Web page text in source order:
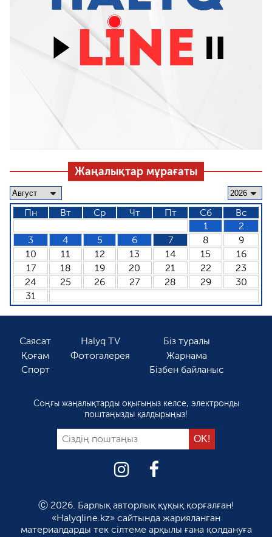
Жаңалықтар мұрағаты
Пн Вт Ср Чт Пт Сб
Вс
1
2
3
4 5 6 7 8
9
10
11 12 13 14 15
16
17
18 19 20 21 22
23
24
25 26 27 28 29
30
31
Саясат
Қоғам
Спорт
Halyq TV
Фотогалерея
Біз туралы
Жарнама
Бізбен байланыс
Соңғы жаңалықтарды оқығыңыз келсе, электронды
поштаңызды қалдырыңыз!
Ⓒ 2026. Барлық авторлық құқық қорғалған!
«Halyqline.kz» сайтында жарияланған
материалдарды тек сілтеме арқылы ғана қолдануға